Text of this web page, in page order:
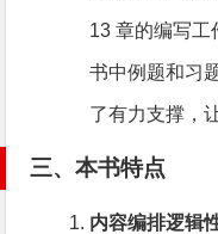
13 章的编写工
书中例题和习
了有力支撑，
三、本书特点
内容编排逻辑